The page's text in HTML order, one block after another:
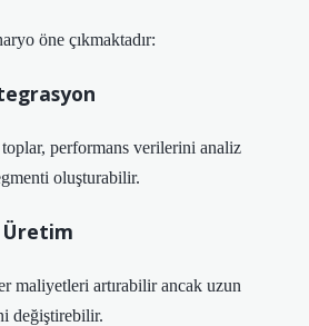
öne çıkmaktadır:
toplar, performans verilerini analiz
oluşturabilir.
Üretim
maliyetleri artırabilir ancak uzun
değiştirebilir.